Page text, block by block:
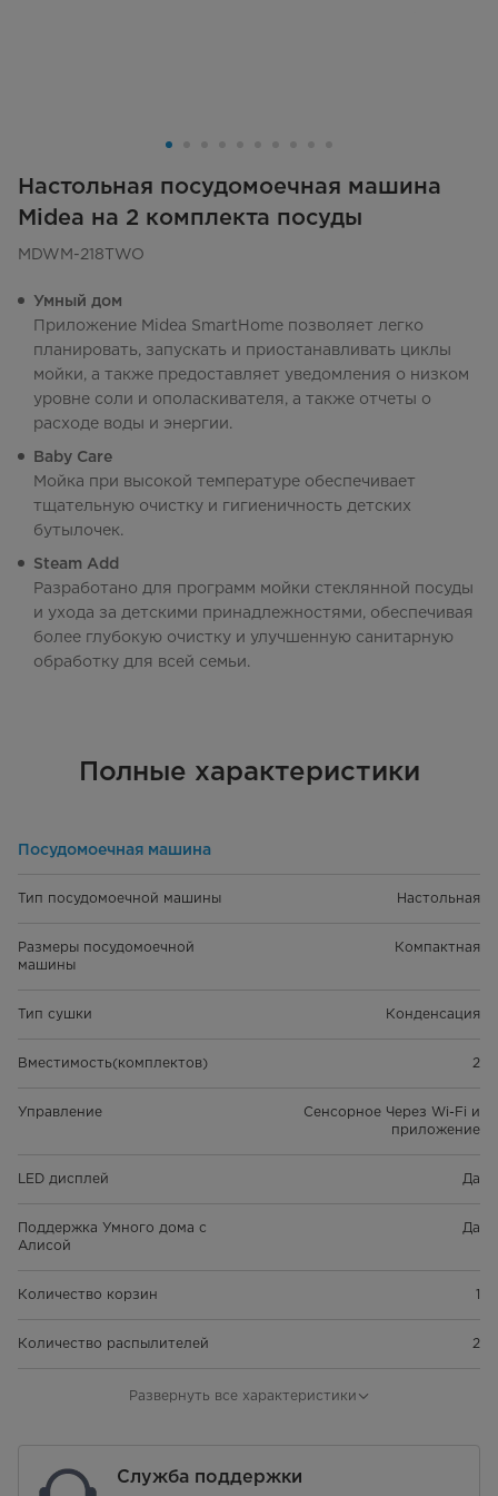
Настольная посудомоечная машина
Midea на 2 комплекта посуды
MDWM-218TWO
Умный дом
Приложение Midea SmartHome позволяет легко
планировать, запускать и приостанавливать циклы
мойки, а также предоставляет уведомления о низком
уровне соли и ополаскивателя, а также отчеты о
расходе воды и энергии.
Baby Care
Мойка при высокой температуре обеспечивает
тщательную очистку и гигиеничность детских
бутылочек.
Steam Add
Разработано для программ мойки стеклянной посуды
и ухода за детскими принадлежностями, обеспечивая
более глубокую очистку и улучшенную санитарную
обработку для всей семьи.
Полные характеристики
Посудомоечная машина
Тип посудомоечной машины Настольная
Размеры посудомоечной
машины
Компактная
Тип сушки Конденсация
Вместимость(комплектов) 2
Управление
Сенсорное Через Wi-Fi и
приложение
LED дисплей Да
Поддержка Умного дома с
Алисой
Да
Количество корзин 1
Количество распылителей 2
количество программ
Программы
ЕСО 55°С Часовая 50°С Быстрая
Развернуть все характеристики
Служба поддержки